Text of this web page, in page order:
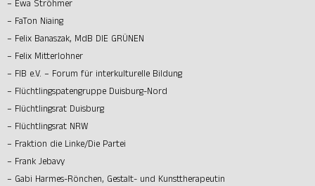
– Ewa Ströhmer
– FaTon Niaing
– Felix Banaszak, MdB DIE GRÜNEN
– Felix Mitterlohner
– FIB e.V. – Forum für interkulturelle Bildung
– Flüchtlingspatengruppe Duisburg-Nord
– Flüchtlingsrat Duisburg
– Flüchtlingsrat NRW
– Fraktion die Linke/Die Partei
– Frank Jebavy
– Gabi Harmes-Rönchen, Gestalt- und Kunsttherapeutin